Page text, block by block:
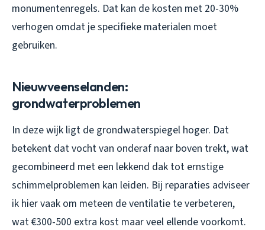
monumentenregels. Dat kan de kosten met 20-30%
verhogen omdat je specifieke materialen moet
gebruiken.
Nieuwveenselanden:
grondwaterproblemen
In deze wijk ligt de grondwaterspiegel hoger. Dat
betekent dat vocht van onderaf naar boven trekt, wat
gecombineerd met een lekkend dak tot ernstige
schimmelproblemen kan leiden. Bij reparaties adviseer
ik hier vaak om meteen de ventilatie te verbeteren,
wat €300-500 extra kost maar veel ellende voorkomt.